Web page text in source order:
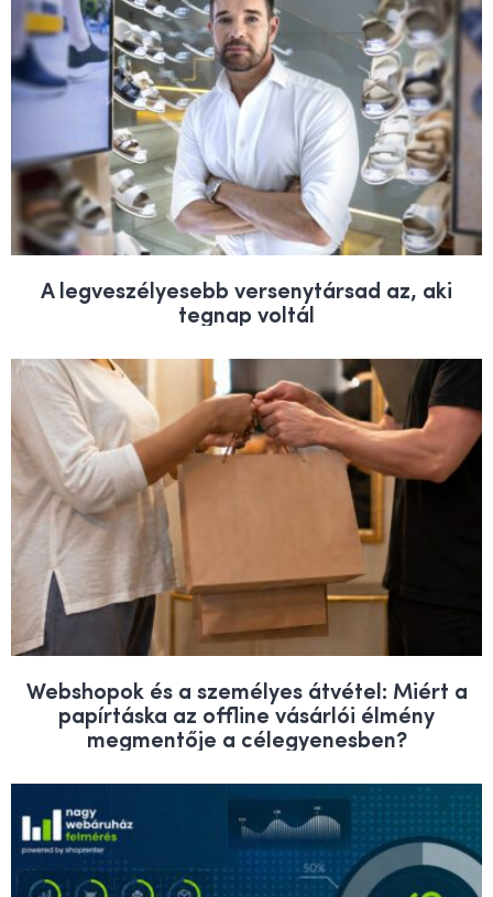
A legveszélyesebb versenytársad az, aki
tegnap voltál
Webshopok és a személyes átvétel: Miért a
papírtáska az offline vásárlói élmény
megmentője a célegyenesben?